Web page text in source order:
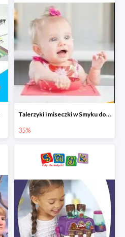
Talerzyki i miseczki w Smyku do -35%
35%